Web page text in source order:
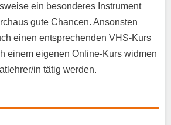
ein besonderes Instrument
gute Chancen. Ansonsten
einen entsprechenden VHS-Kurs
einem eigenen Online-Kurs widmen
in tätig werden.